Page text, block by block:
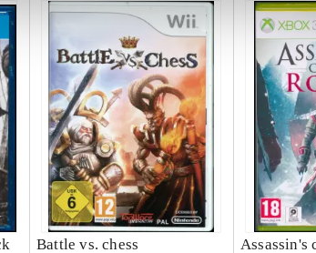
Battle vs. chess
Assassin's